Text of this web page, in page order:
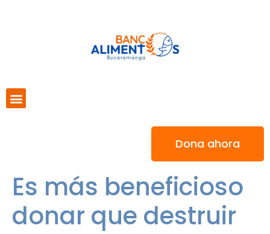
Dona ahora
Es más beneficioso
donar que destruir